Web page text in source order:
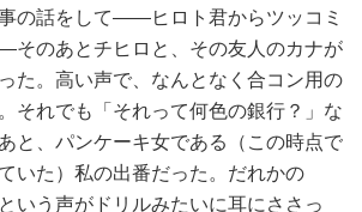
の話をして——ヒロト君からツッコミ
のあとチヒロと、その友人のカナが
た。高い声で、なんとなく合コン用の
それでも「それって何色の銀行？」な
と、パンケーキ女である（この時点で
いた）私の出番だった。だれかの
いう声がドリルみたいに耳にささっ